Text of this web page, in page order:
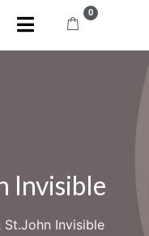
0
Invisible
St.John Invisible